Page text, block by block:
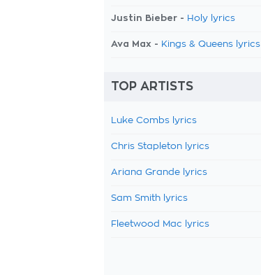
Justin Bieber - Holy lyrics
Ava Max - Kings & Queens lyrics
TOP ARTISTS
Luke Combs lyrics
Chris Stapleton lyrics
Ariana Grande lyrics
Sam Smith lyrics
Fleetwood Mac lyrics